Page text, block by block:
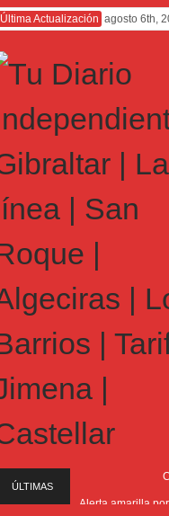
Última Actualización agosto 6th,
ÚLTIMAS
Alerta amarilla